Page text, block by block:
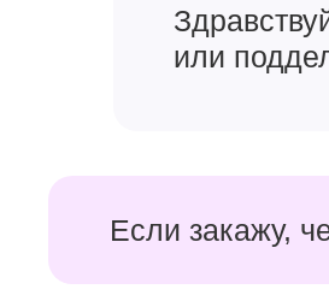
или
Если закажу,